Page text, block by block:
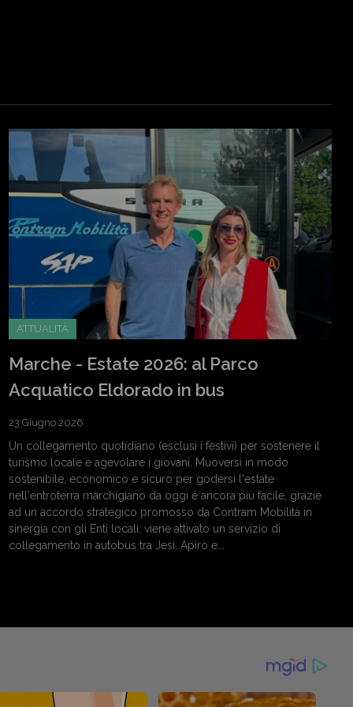
ATTUALITÀ
Marche - Estate 2026: al Parco
Acquatico Eldorado in bus
23 Giugno 2026
Un collegamento quotidiano (esclusi i festivi) per sostenere il
turismo locale e agevolare i giovani. Muoversi in modo
sostenibile, economico e sicuro per godersi l'estate
nell'entroterra marchigiano da oggi è ancora più facile, grazie
ad un accordo strategico promosso da Contram Mobilità in
sinergia con gli Enti locali; viene attivato un servizio di
collegamento in autobus tra Jesi, Apiro e...